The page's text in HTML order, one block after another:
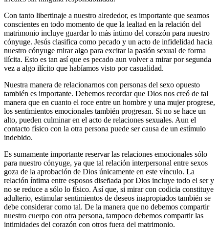
Con tanto libertinaje a nuestro alrededor, es importante que seamos
conscientes en todo momento de que la lealtad en la relación del
matrimonio incluye guardar lo más íntimo del corazón para nuestro
cónyuge. Jesús clasifica como pecado y un acto de infidelidad hacia
nuestro cónyuge mirar algo para excitar la pasión sexual de forma
ilícita. Esto es tan así que es pecado aun volver a mirar por segunda
vez a algo ilícito que habíamos visto por casualidad.
Nuestra manera de relacionarnos con personas del sexo opuesto
también es importante. Debemos recordar que Dios nos creó de tal
manera que en cuanto el roce entre un hombre y una mujer progrese,
los sentimientos emocionales también progresan. Si no se hace un
alto, pueden culminar en el acto de relaciones sexuales. Aun el
contacto físico con la otra persona puede ser causa de un estímulo
indebido.
Es sumamente importante reservar las relaciones emocionales sólo
para nuestro cónyuge, ya que tal relación interpersonal entre sexos
goza de la aprobación de Dios únicamente en este vínculo. La
relación íntima entre esposos diseñada por Dios incluye todo el ser y
no se reduce a sólo lo físico. Así que, si mirar con codicia constituye
adulterio, estimular sentimientos de deseos inapropiados también se
debe considerar como tal. De la manera que no debemos compartir
nuestro cuerpo con otra persona, tampoco debemos compartir las
intimidades del corazón con otros fuera del matrimonio.